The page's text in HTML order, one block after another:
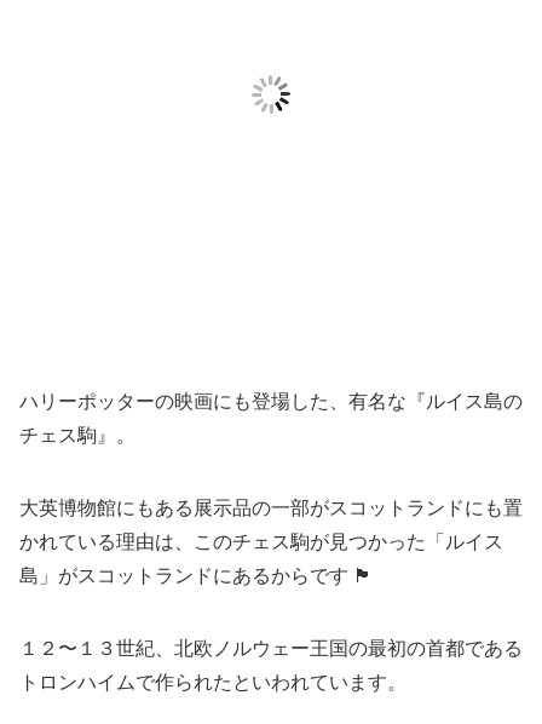
ハリーポッターの映画にも登場した、有名な『ルイス島の
チェス駒』。
大英博物館にもある展示品の一部がスコットランドにも置
かれている理由は、このチェス駒が見つかった「ルイス
島」がスコットランドにあるからです 🏴󠁧󠁢󠁳󠁣󠁴󠁿
１２〜１３世紀、北欧ノルウェー王国の最初の首都である
トロンハイムで作られたといわれています。